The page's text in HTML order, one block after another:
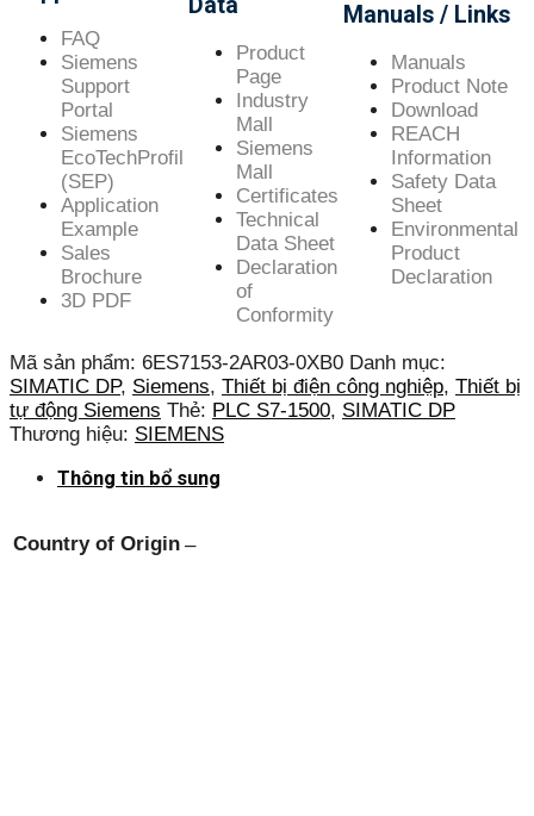
FAQ
Siemens
Support
Portal
Siemens
EcoTechProfil
(SEP)
Application
Example
Sales
Brochure
3D PDF
Product
Page
Industry
Mall
Siemens
Mall
Certificates
Technical
Data Sheet
Declaration
of
Conformity
Manuals / Links
Manuals
Product Note
Download
REACH
Information
Safety Data
Sheet
Environmental
Product
Declaration
Mã sản phẩm: 6ES7153-2AR03-0XB0 Danh mục:
SIMATIC DP, Siemens, Thiết bị điện công nghiệp, Thiết bị
tự động Siemens Thẻ: PLC S7-1500, SIMATIC DP
Thương hiệu: SIEMENS
Thông tin bổ sung
Country of Origin –